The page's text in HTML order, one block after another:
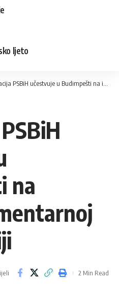
ljeto
učestvuje u Budimpešti na interparlamentarnoj konferenciji
na
2 Min Read